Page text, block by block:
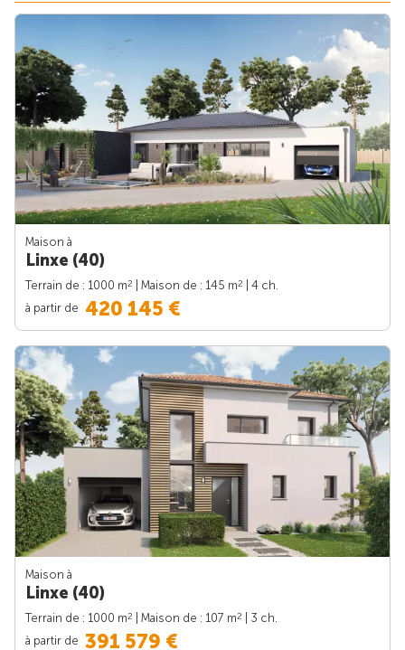
Maison à
Linxe (40)
Terrain de : 1000 m2 | Maison de : 145 m2
| 4 ch.
à partir de 420 145 €
Maison à
Linxe (40)
Terrain de : 1000 m2 | Maison de : 107 m2
| 3 ch.
à partir de 391 579 €